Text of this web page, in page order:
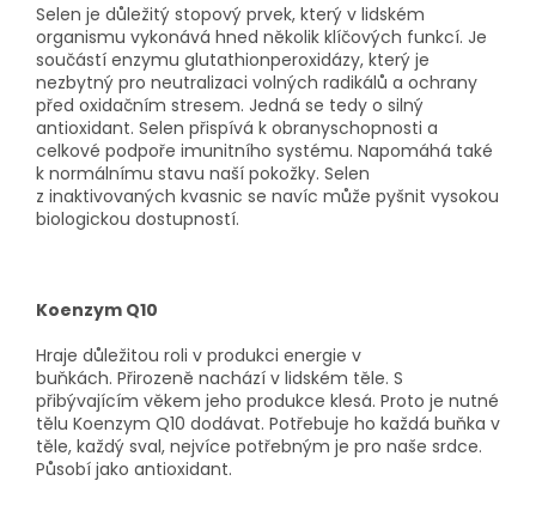
Selen je důležitý stopový prvek, který v lidském
organismu vykonává hned několik klíčových funkcí. Je
součástí enzymu glutathionperoxidázy, který je
nezbytný pro neutralizaci volných radikálů a ochrany
před oxidačním stresem. Jedná se tedy o silný
antioxidant. Selen přispívá k obranyschopnosti a
celkové podpoře imunitního systému. Napomáhá také
k normálnímu stavu naší pokožky. Selen
z inaktivovaných kvasnic se navíc může pyšnit vysokou
biologickou dostupností.
Koenzym Q10
Hraje důležitou roli v produkci energie v
buňkách. Přirozeně nachází v lidském těle. S
přibývajícím věkem jeho produkce klesá. Proto je nutné
tělu Koenzym Q10 dodávat. Potřebuje ho každá buňka v
těle, každý sval, nejvíce potřebným je pro naše srdce.
Působí jako antioxidant.